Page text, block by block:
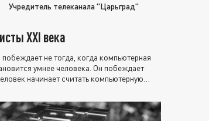
Учредитель телеканала "Царьград"
XXI века
не тогда, когда компьютерная
умнее человека. Он побеждает
начинает считать компьютерную